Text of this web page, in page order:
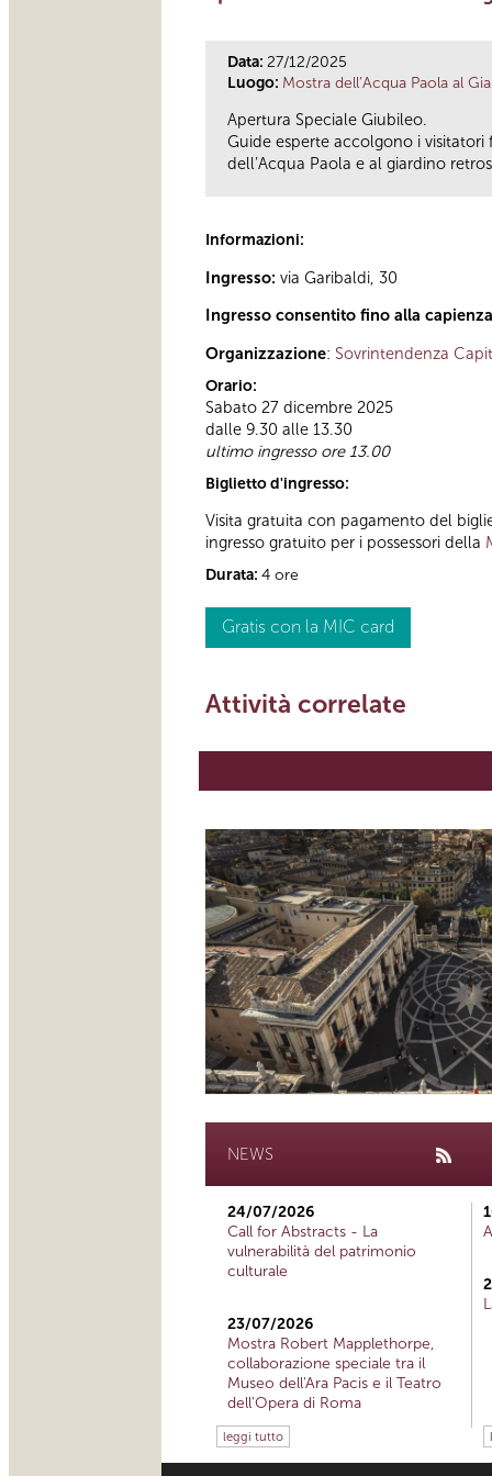
Data: 27/12/2025
Luogo: Mostra dell’Acqua Paola al
Apertura Speciale Giubileo.
Guide esperte accolgono i
dell’Acqua Paola e al giardino
Informazioni:
Ingresso: via Garibaldi, 30
Ingresso consentito fino alla
Organizzazione: Sovrintendenza
Orario:
Sabato 27 dicembre 2025
dalle 9.30 alle 13.30
ultimo ingresso ore 13.00
Biglietto d'ingresso:
Visita gratuita con pagamento del
ingresso gratuito per i possessori della
Durata: 4 ore
Gratis con la MIC card
Attività correlate
NEWS
24/07/2026
Call for Abstracts - La
vulnerabilità del patrimonio
culturale
23/07/2026
Mostra Robert Mapplethorpe,
collaborazione speciale tra il
Museo dell'Ara Pacis e il Teatro
dell'Opera di Roma
leggi tutto